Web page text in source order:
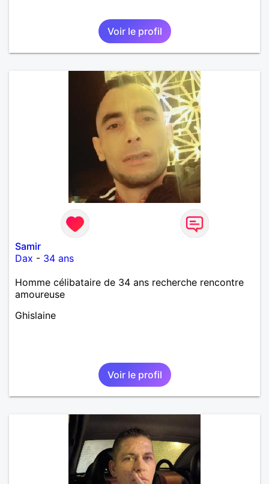
Voir le profil
Samir
Dax - 34 ans
Homme célibataire de 34 ans recherche rencontre
amoureuse
Ghislaine
Voir le profil